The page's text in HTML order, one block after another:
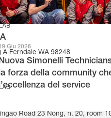
Ferndale WA 98248
Road 23 Nong, n. 20, room
Giu 2026
Simonelli
forza della community
del service